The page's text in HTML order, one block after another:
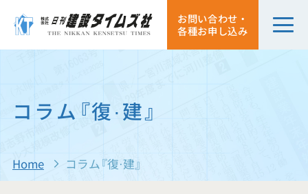
お問い合わせ・
各種お申し込み
コラム『復·建』
Home コラム『復·建』